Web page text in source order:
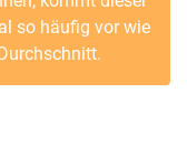
so häufig vor wie